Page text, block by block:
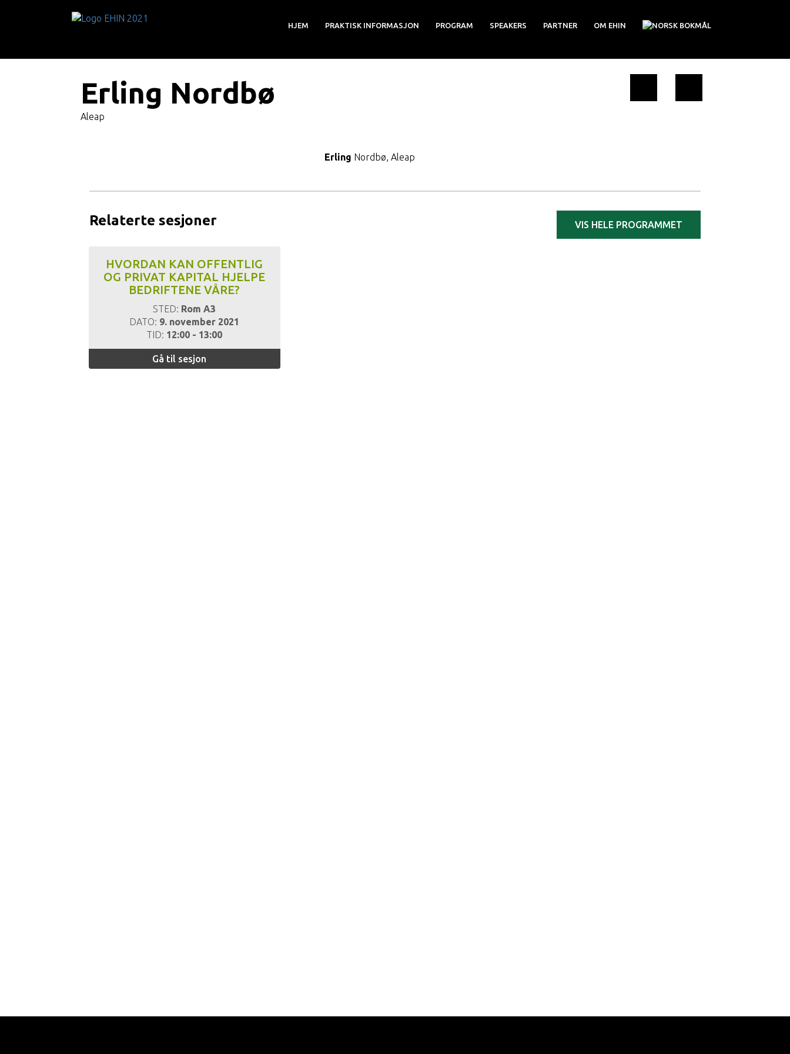
HJEM PRAKTISK INFORMASJON PROGRAM SPEAKERS PARTNER OM EHIN
Erling Nordbø
Aleap
Erling Nordbø, Aleap
VIS HELE PROGRAMMET
Relaterte sesjoner
HVORDAN KAN OFFENTLIG
OG PRIVAT KAPITAL HJELPE
BEDRIFTENE VÅRE?
STED: Rom A3
DATO: 9. november 2021
TID: 12:00 - 13:00
Gå til sesjon